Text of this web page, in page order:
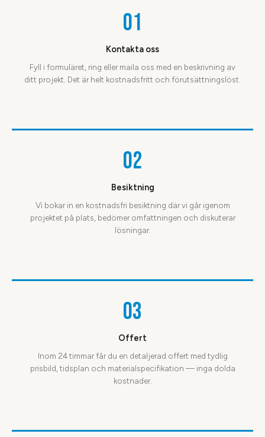
01
Kontakta oss
Fyll i formuläret, ring eller maila oss med en beskrivning av
ditt projekt. Det är helt kostnadsfritt och förutsättningslöst.
02
Besiktning
Vi bokar in en kostnadsfri besiktning där vi går igenom
projektet på plats, bedömer omfattningen och diskuterar
lösningar.
03
Offert
Inom 24 timmar får du en detaljerad offert med tydlig
prisbild, tidsplan och materialspecifikation — inga dolda
kostnader.